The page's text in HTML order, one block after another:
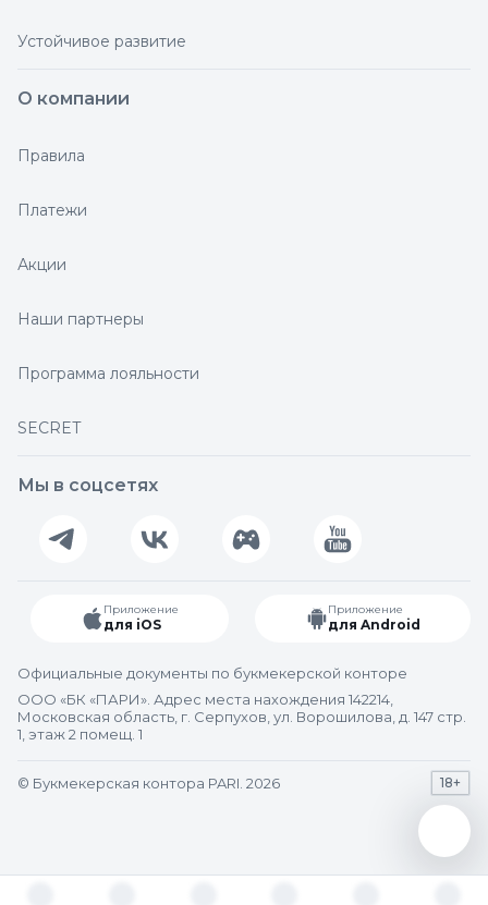
Устойчивое развитие
О компании
Правила
Платежи
Акции
Наши партнеры
Программа лояльности
SECRET
Мы в соцсетях
Приложение
для iOS
Приложение
для Android
Официальные документы по букмекерской конторе
ООО «БК «ПАРИ». Адрес места нахождения 142214,
Московская область, г. Серпухов, ул. Ворошилова, д. 147 стр.
1, этаж 2 помещ. 1
© Букмекерская контора PARI. 2026 18+